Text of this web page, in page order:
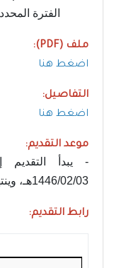
الفترة
ملف (PDF):
اضغط هنا
التفاصيل:
اضغط هنا
موعد التقديم:
- يبدأ التقديم
1446/02/03هـ، وينتهي يوم السبت بتاريخ 1446/02/06هـ.
رابط التقديم: